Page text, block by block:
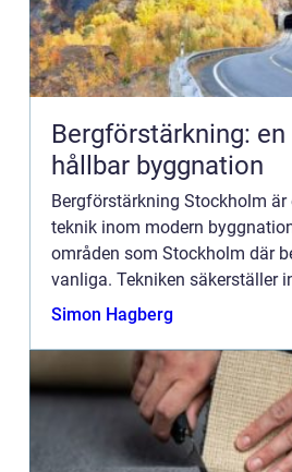
Bergförstärkning:
hållbar byggnation
Bergförstärkning Stockholm är
teknik inom modern
områden som Stockholm där
vanliga. Tekniken säkerställer
byggnationella kon...
Simon Hagberg